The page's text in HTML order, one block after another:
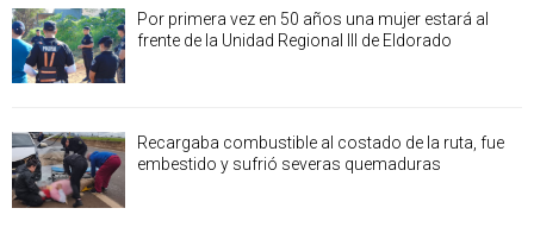
Por primera vez en 50 años una mujer estará al
frente de la Unidad Regional III de Eldorado
Recargaba combustible al costado de la ruta, fue
embestido y sufrió severas quemaduras